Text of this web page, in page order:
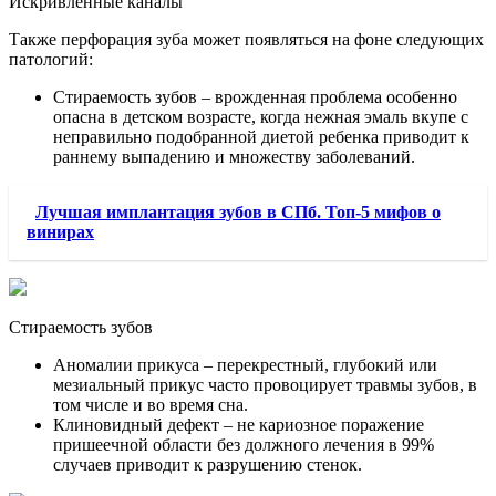
Также перфорация зуба может появляться на фоне следующих
патологий:
Стираемость зубов – врожденная проблема особенно
опасна в детском возрасте, когда нежная эмаль вкупе с
неправильно подобранной диетой ребенка приводит к
раннему выпадению и множеству заболеваний.
Лучшая имплантация зубов в СПб. Топ-5 мифов о
винирах
Стираемость зубов
Аномалии прикуса – перекрестный, глубокий или
мезиальный прикус часто провоцирует травмы зубов, в
том числе и во время сна.
Клиновидный дефект – не кариозное поражение
пришеечной области без должного лечения в 99%
случаев приводит к разрушению стенок.